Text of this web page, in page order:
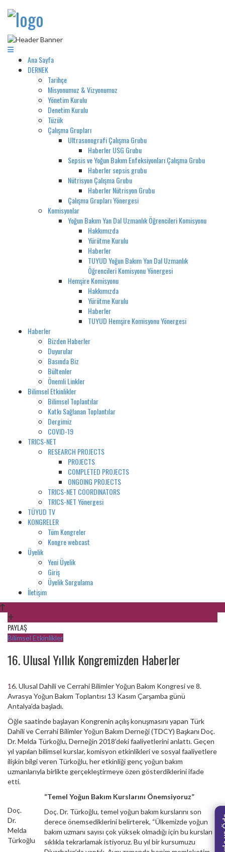
Ana Sayfa
DERNEK
Tarihçe
Misyonumuz & Vizyonumuz
Yönetim Kurulu
Denetim Kurulu
Tüzük
Çalışma Grupları
Ultrasonografi Çalışma Grubu
Haberler USG Grubu
Sepsis ve Yoğun Bakım Enfeksiyonları Çalışma Grubu
Haberler sepsis grubu
Nütrisyon Çalışma Grubu
Haberler Nütrisyon Grubu
Çalışma Grupları Yönergesi
Komisyonlar
Yoğun Bakım Yan Dal Uzmanlık Öğrencileri Komisyonu
Hakkımızda
Yürütme Kurulu
Haberler
TUYUD Yoğun Bakım Yan Dal Uzmanlık
Öğrencileri Komisyonu Yönergesi
Hemşire Komisyonu
Hakkımızda
Yürütme Kurulu
Haberler
TUYUD Hemşire Komisyonu Yönergesi
Haberler
Bizden Haberler
Duyurular
Basında Biz
Bültenler
Önemli Linkler
Bilimsel Etkinlikler
Bilimsel Toplantılar
Katkı Sağlanan Toplantılar
Dergimiz
COVID-19
TRICS-NET
RESEARCH PROJECTS
PROJECTS
COMPLETED PROJECTS
ONGOING PROJECTS
TRICS-NET COORDINATORS
TRICS-NET Yönergesi
TÜYUD TV
KONGRELER
Tüm Kongreler
Kongre webcast
Üyelik
Yeni Üyelik
Giriş
Üyelik Sorgulama
İletişim
PAYLAŞ
Bilimsel Etkinlikler
16. Ulusal Yıllık Kongremizden Haberler
16. Ulusal Dahili ve Cerrahi Bilimler Yoğun Bakım Kongresi ve 8.
Avrasya Yoğun Bakım Toplantısı 13 Kasım Çarşamba günü
Antalya’da başladı.
Öğle saatinde başlayan Kongrenin açılış konuşmasını yapan Türk
Dahili ve Cerrahi Bilimler Yoğun Bakım Derneği (TDCY) Başkanı Doç.
Dr. Melda Türkoğlu, Derneğin 2018’deki faaliyetlerini anlattı. Geçen
yıl yapılan bilimsel kurslar, komisyon etkinlikleri ve sosyal faaliyetlere
ilişkin bilgi veren Türkoğlu, her etkinliği genç yoğun bakım
uzmanlarıyla birlikte gerçekleştirmeye özen gösterdiklerini ifade
etti.
Doç.
Dr.
Melda
Türkoğlu
“Temel Yoğun Bakım Kurslarını Önemsiyoruz”
Doç. Dr. Türkoğlu, temel yoğun bakım kurslarını son
derece önemsediklerini belirterek, “Ülkemizde yoğun
bakım uzmanı sayısı çok yüksek olmadığı için bu kursları
sıklıkla tekrarlamak istiyoruz. Bu yıl bir kursumuzu